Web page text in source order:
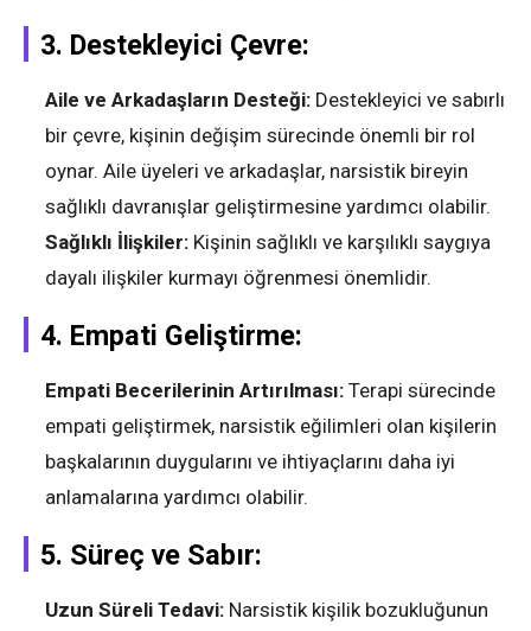
3. Destekleyici Çevre:
Aile ve Arkadaşların Desteği: Destekleyici ve sabırlı
bir çevre, kişinin değişim sürecinde önemli bir rol
oynar. Aile üyeleri ve arkadaşlar, narsistik bireyin
sağlıklı davranışlar geliştirmesine yardımcı olabilir.
Sağlıklı İlişkiler: Kişinin sağlıklı ve karşılıklı saygıya
dayalı ilişkiler kurmayı öğrenmesi önemlidir.
4. Empati Geliştirme:
Empati Becerilerinin Artırılması: Terapi sürecinde
empati geliştirmek, narsistik eğilimleri olan kişilerin
başkalarının duygularını ve ihtiyaçlarını daha iyi
anlamalarına yardımcı olabilir.
5. Süreç ve Sabır:
Uzun Süreli Tedavi: Narsistik kişilik bozukluğunun